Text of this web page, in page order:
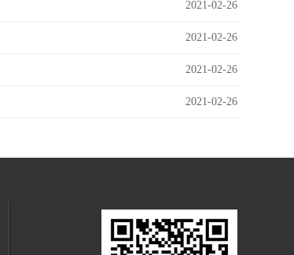
2021-02-26
2021-02-26
2021-02-26
2021-02-26